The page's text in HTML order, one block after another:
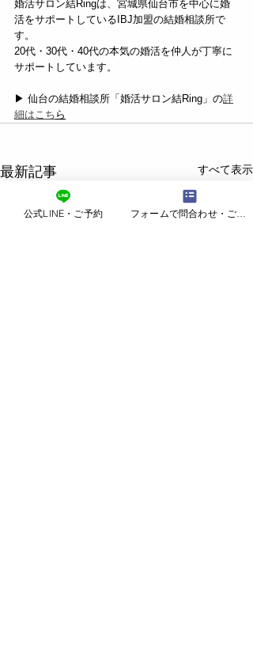
婚活サロン結Ringは、宮城県仙台市を中心に婚
活をサポートしているIBJ加盟の結婚相談所で
す。
20代・30代・40代の本気の婚活を仲人が丁寧に
サポートしています。
▶ 仙台の結婚相談所「婚活サロン結Ring」の詳
細はこち ら
最新記事 すべて表示
公式LINE・ご予約